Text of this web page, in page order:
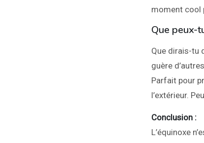
moment cool
Que peux-
Que dirais-tu
guère
Parfait pour
l’extérieur.
Conclusion :
L’équinoxe